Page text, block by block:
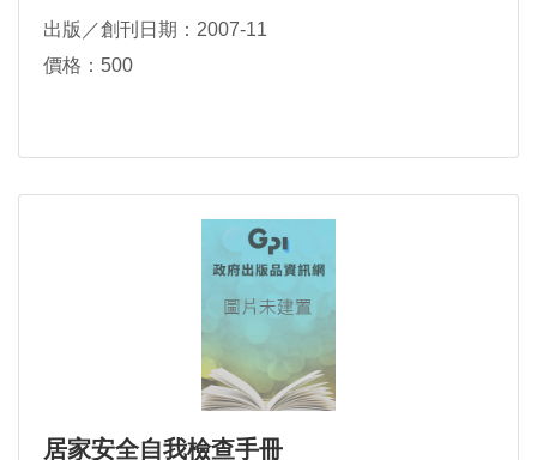
出版／創刊日期：2007-11
價格：500
居家安全自我檢查手冊